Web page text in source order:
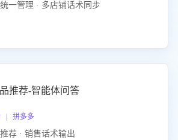
一管理 · 多店铺话术同步
推荐-智能体问答
| 拼多多
荐 · 销售话术输出